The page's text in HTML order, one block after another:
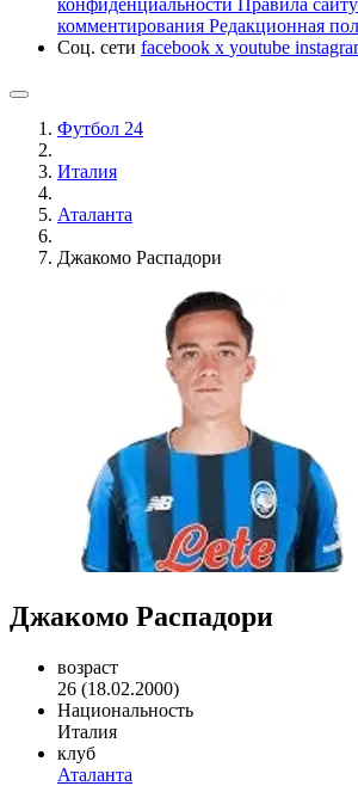
конфиденциальности Правила сайту
комментирования Редакционная
Соц. сети facebook x youtube
Футбол 24
Италия
Аталанта
Джакомо Распадори
Джакомо Распадори
возраст
26 (18.02.2000)
Национальность
Италия
клуб
Аталанта